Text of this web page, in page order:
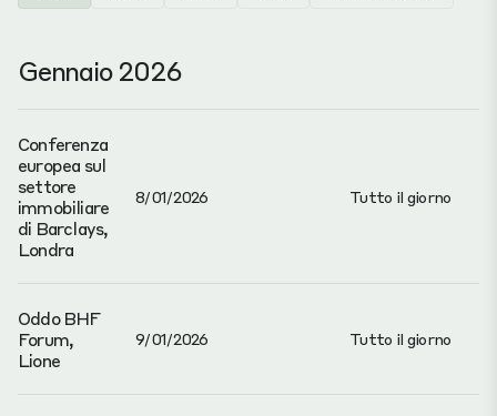
Gennaio 2026
Conferenza
europea sul
settore
immobiliare
di Barclays,
Londra
8/01/2026 Tutto il giorno
Oddo BHF
Forum,
Lione
9/01/2026 Tutto il giorno